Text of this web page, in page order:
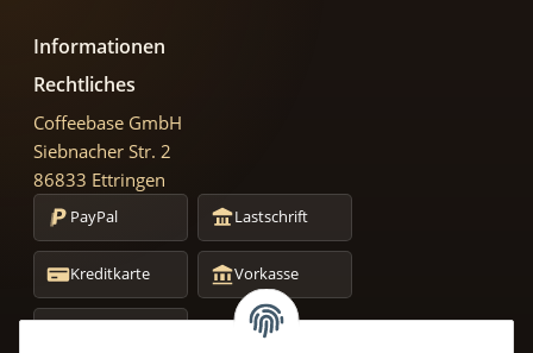
Informationen
Rechtliches
Coffeebase GmbH
Siebnacher Str. 2
86833 Ettringen
PayPal Lastschrift
Kreditkarte Vorkasse